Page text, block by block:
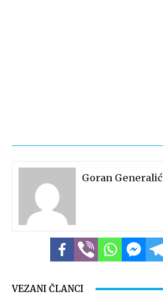
Goran Generalić
VEZANI ČLANCI